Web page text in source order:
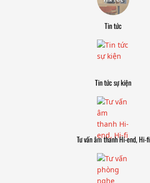
Tin tức
Tin tức sự kiện
Tư vấn âm thanh Hi-end, Hi-fi